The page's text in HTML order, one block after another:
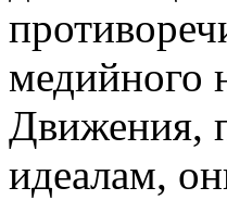
медийного
Движения,
идеалам,